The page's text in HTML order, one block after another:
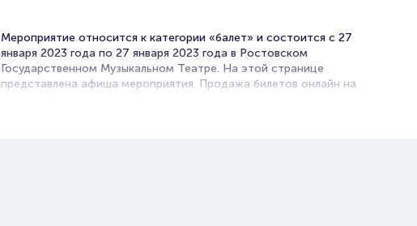
Мероприятие относится к категории «балет» и состоится с 27
января 2023 года по 27 января 2023 года в Ростовском
Государственном Музыкальном Театре. На этой странице
представлена афиша мероприятия. Продажа билетов онлайн на